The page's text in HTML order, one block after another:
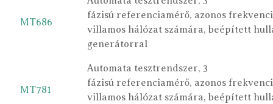
MT686
fázisú referenciamérő, azonos
villamos hálózat számára, beépített
generátorral
MT781
Automata tesztrendszer, 3
fázisú referenciamérő, azonos
villamos hálózat számára, beépített